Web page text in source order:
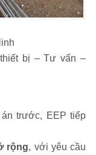
bị – Tư vấn –
trước, EEP tiếp
rộng, với yêu cầu